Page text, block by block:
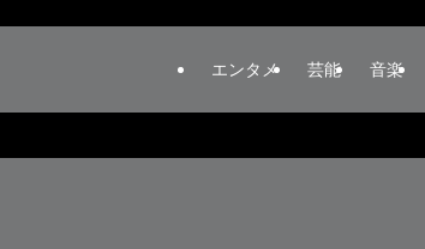
エンタメ 芸能 音楽